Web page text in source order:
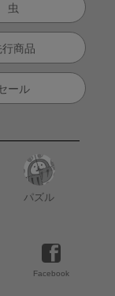
虫
行商品
ール
パズル
Facebook